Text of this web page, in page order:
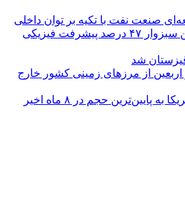
صنعت نفت با تکیه بر توان داخلی
بازوند: ایستگاه راه‌آهن سبزوار ۴۷ درصد پیشرفت فیزیکی
شد
زائر اربعین از مرزهای زمینی کشور خارج
پایین‌ترین حجم در ۸ ماه اخیر